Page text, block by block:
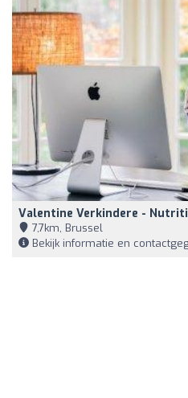
Valentine Verkindere -
7,7km, Brussel
Bekijk informatie en